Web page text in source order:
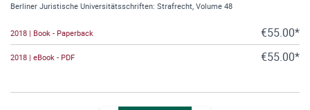
Berliner Juristische Universitätsschriften: Strafrecht, Volume 48
2018 | Book - Paperback €55.00*
2018 | eBook - PDF €55.00*